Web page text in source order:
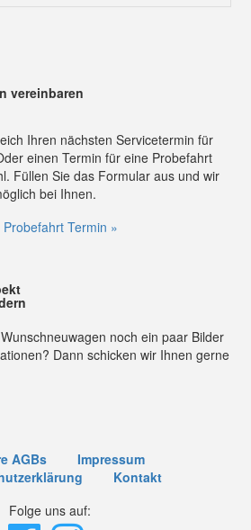
vereinbaren
Ihren nächsten Servicetermin für
einen Termin für eine Probefahrt
Füllen Sie das Formular aus und wir
bei Ihnen.
Probefahrt Termin »
noch ein paar Bilder
Dann schicken wir Ihnen gerne
AGBs
Impressum
Kontakt
Folge uns auf: